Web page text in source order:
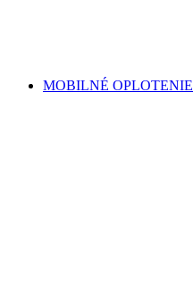
MOBILNÉ OPLOTENIE